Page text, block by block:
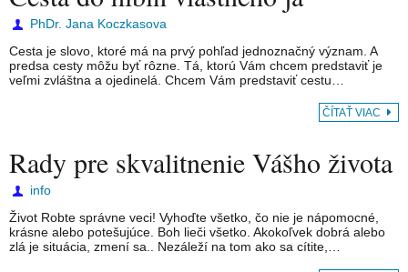
PhDr. Jana Koczkasova
Cesta je slovo, ktoré má na prvý pohľad jednoznačný význam. A
predsa cesty môžu byť rôzne. Tá, ktorú Vám chcem predstaviť je
veľmi zvláštna a ojedinelá. Chcem Vám predstaviť cestu…
ČÍTAŤ VIAC
Rady pre skvalitnenie Vášho života
info
Život Robte správne veci! Vyhoďte všetko, čo nie je nápomocné,
krásne alebo potešujúce. Boh lieči všetko. Akokoľvek dobrá alebo
zlá je situácia, zmení sa.. Nezáleží na tom ako sa cítite,…